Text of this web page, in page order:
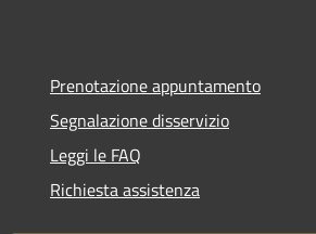
Prenotazione appuntamento
Segnalazione disservizio
Leggi le FAQ
Richiesta assistenza